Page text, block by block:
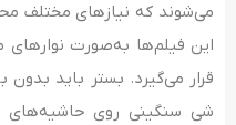
می‌شوند که نیازهای مختلف
این فیلم‌ها به‌صورت
قرار می‌گیرد. بستر باید بدون
شی سنگینی روی حاشیه‌های